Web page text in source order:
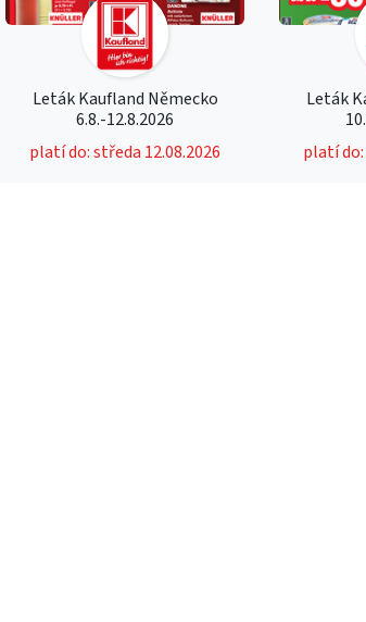
Leták Kaufland Německo
6.8.-12.8.2026
platí do: středa 12.08.2026
Leták
platí do: